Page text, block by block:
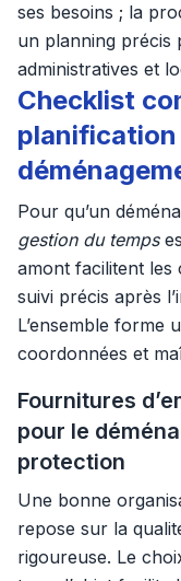
ses besoins ; la
un planning précis
administratives et
Checklist
planification
Pour qu’un
gestion du temps
amont facilitent les
suivi précis après
L’ensemble forme
coordonnées et
Fournitures
pour le
protection
Une bonne
repose sur la
rigoureuse. Le